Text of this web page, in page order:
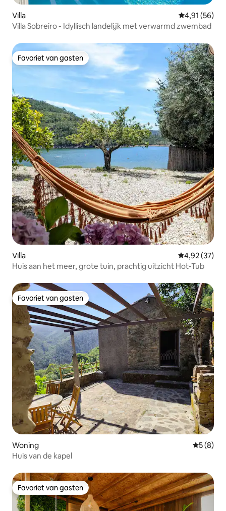
Villa Gemiddelde
4,91 (56)
Villa Sobreiro - Idyllisch landelijk met verwarmd zwembad
Favoriet van gasten
Favoriet van gasten
Villa Gemiddelde
4,92 (37)
Huis aan het meer, grote tuin, prachtig uitzicht Hot-Tub
Favoriet van gasten
Favoriet van gasten
Woning
5 (8)
Huis van de kapel
Favoriet van gasten
Favoriet van gasten